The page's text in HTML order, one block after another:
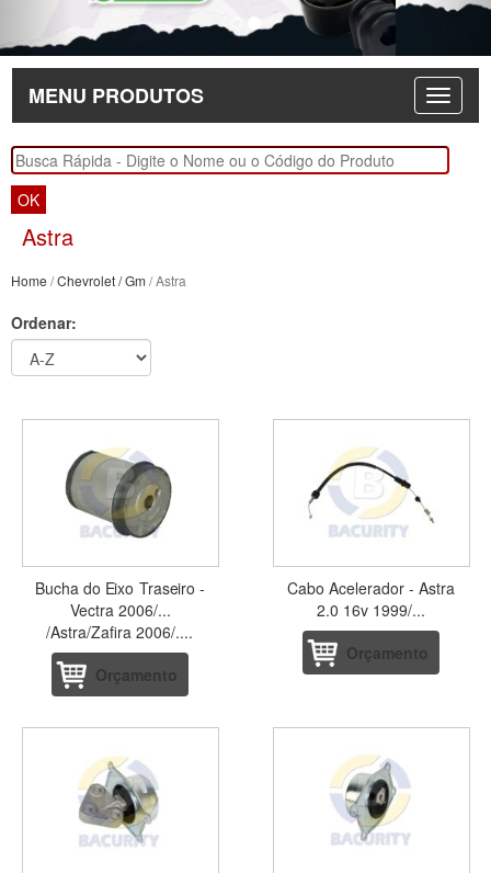
MENU PRODUTOS
OK
Astra
Home /Chevrolet / Gm / Astra
Ordenar:
Bucha do Eixo Traseiro -
Vectra 2006/...
/Astra/Zafira 2006/....
Orçamento
Cabo Acelerador - Astra
2.0 16v 1999/...
Orçamento